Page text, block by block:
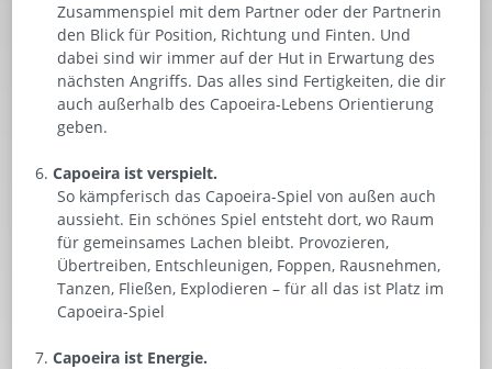
Zusammenspiel mit dem Partner oder der Partnerin
den Blick für Position, Richtung und Finten. Und
dabei sind wir immer auf der Hut in Erwartung des
nächsten Angriffs. Das alles sind Fertigkeiten, die dir
auch außerhalb des Capoeira-Lebens Orientierung
geben.
Capoeira ist verspielt.
So kämpferisch das Capoeira-Spiel von außen auch
aussieht. Ein schönes Spiel entsteht dort, wo Raum
für gemeinsames Lachen bleibt. Provozieren,
Übertreiben, Entschleunigen, Foppen, Rausnehmen,
Tanzen, Fließen, Explodieren – für all das ist Platz im
Capoeira-Spiel
Capoeira ist Energie.